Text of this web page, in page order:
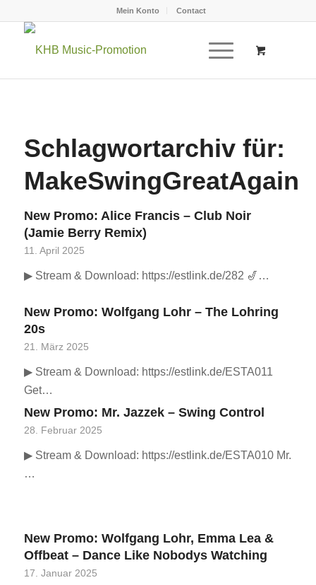
Mein Konto Contact
Schlagwortarchiv für:
MakeSwingGreatAgain
New Promo: Alice Francis – Club Noir
(Jamie Berry Remix)
11. April 2025
▶ Stream & Download: https://estlink.de/282 🎷…
New Promo: Wolfgang Lohr – The Lohring
20s
21. März 2025
▶ Stream & Download: https://estlink.de/ESTA011
Get…
New Promo: Mr. Jazzek – Swing Control
28. Februar 2025
▶ Stream & Download: https://estlink.de/ESTA010 Mr.
…
New Promo: Wolfgang Lohr, Emma Lea &
Offbeat – Dance Like Nobodys Watching
17. Januar 2025